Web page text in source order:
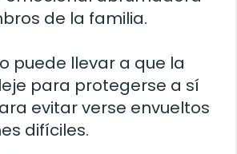
de la familia.
puede llevar a que la
para protegerse a sí
evitar verse envueltos
difíciles.